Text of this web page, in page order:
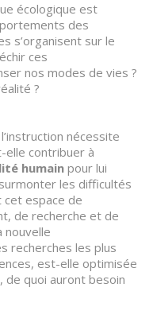
écologique est
des
s’organisent sur le
ces
nos modes de vies ?
?
nécessite
elle contribuer à
humain pour lui
les difficultés
cet espace de
de recherche et de
nouvelle
recherches les plus
est-elle optimisée
de quoi auront besoin